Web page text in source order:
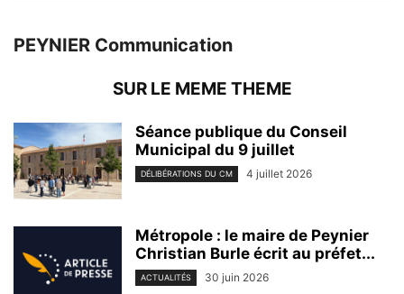
PEYNIER Communication
SUR LE MEME THEME
Séance publique du Conseil
Municipal du 9 juillet
DÉLIBÉRATIONS DU CM 4 juillet 2026
Métropole : le maire de Peynier
Christian Burle écrit au préfet...
ACTUALITÉS 30 juin 2026